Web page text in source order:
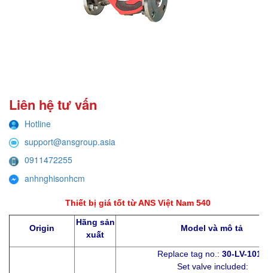
Liên hệ tư vấn
Hotline
support@ansgroup.asia
0911472255
anhnghisonhcm
Thiết bị giá tốt từ ANS Việt Nam 540
Origin
Hãng sản
xuất
Model và mô tả
Replace tag no.: 30-LV-1015
Set valve included: